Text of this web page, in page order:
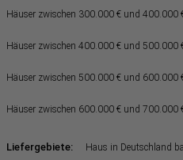
Häuser zwischen 300.000 € und 400.000
Häuser zwischen 400.000 € und 500.000
Häuser zwischen 500.000 € und 600.000
Häuser zwischen 600.000 € und 700.000
Liefergebiete: Haus in Deutschland